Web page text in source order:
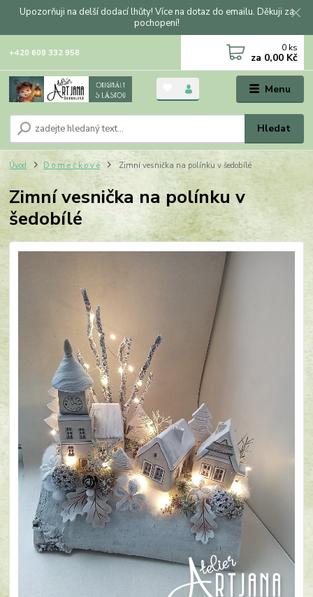
Upozorňuji na delší dodací lhůty! Více na dotaz do emailu. Děkuji za
pochopení!
Menu
Hledat
+420 608 332 958 0 ks
za 0,00 Kč
Úvod D o m e č k o v é Zimní vesnička na polínku v šedobílé
Zimní vesnička na polínku v
šedobílé